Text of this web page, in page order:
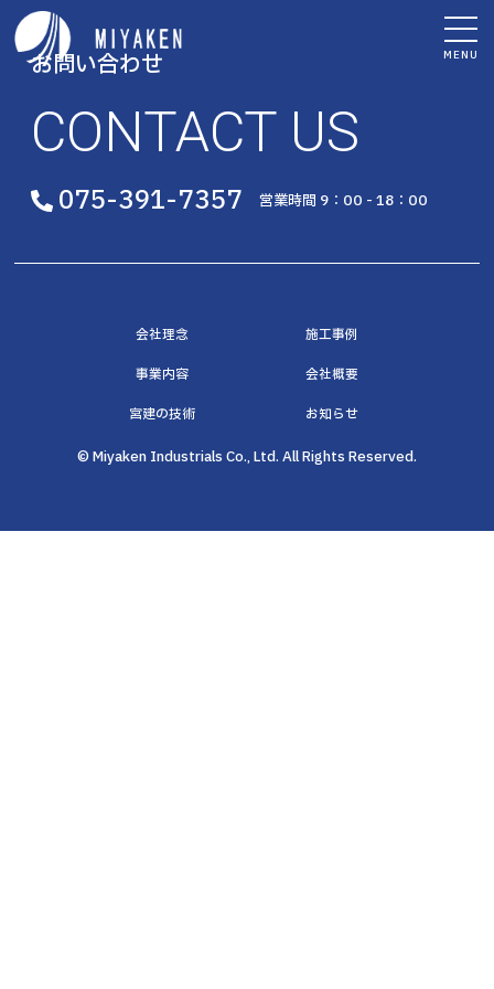
MENU
お問い合わせ
CONTACT US
075-391-7357 営業時間 9：00 - 18：00
会社理念 施工事例
事業内容 会社概要
宮建の技術 お知らせ
© Miyaken Industrials Co., Ltd. All Rights Reserved.